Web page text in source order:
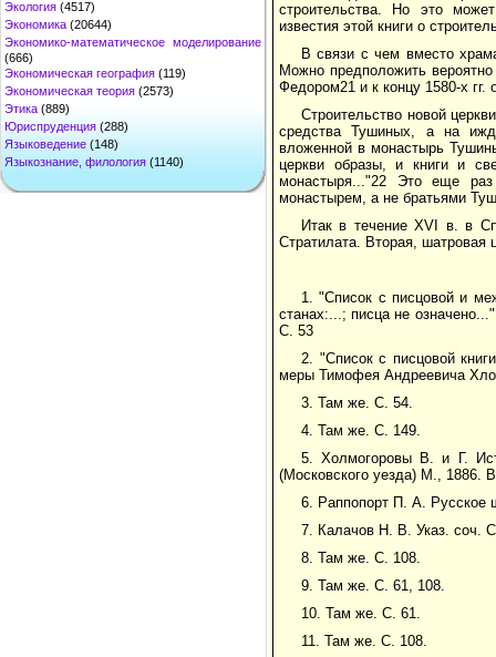
Экология (4517)
Экономика (20644)
Экономико-математическое моделирование
(666)
Экономическая география (119)
Экономическая теория (2573)
Этика (889)
Юриспруденция (288)
Языковедение (148)
Языкознание, филология (1140)
строительства. Но это
известия этой книги о
В связи с чем вместо
Можно предположить
Федором21 и к концу 1580-х
Строительство новой
средства Тушиных, а на
вложенной в монастырь
церкви образы, и книги и
монастыря..."22 Это еще
монастырем, а не братьями
Итак в течение XVI в. в
Стратилата. Вторая, шатровая
1. "Список с писцовой и
станах:...; писца не
С. 53
2. "Список с писцовой
меры Тимофея Андреевича
3. Там же. С. 54.
4. Там же. С. 149.
5. Холмогоровы В. и Г.
(Московского уезда) М., 1886.
6. Раппопорт П. А. Русское
7. Калачов Н. В. Указ. соч.
8. Там же. С. 108.
9. Там же. С. 61, 108.
10. Там же. С. 61.
11. Там же. С. 108.